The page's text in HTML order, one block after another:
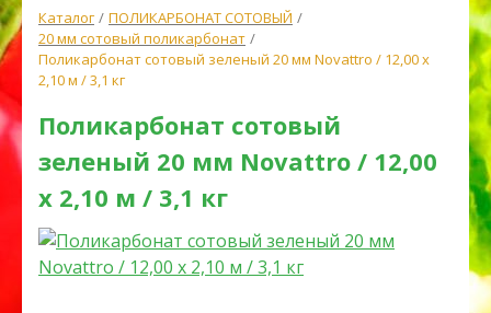
Каталог
ПОЛИКАРБОНАТ СОТОВЫЙ
20 мм сотовый поликарбонат
Поликарбонат сотовый зеленый 20 мм Novattro / 12,00 х
2,10 м / 3,1 кг
Поликарбонат сотовый
зеленый 20 мм Novattro / 12,00
х 2,10 м / 3,1 кг